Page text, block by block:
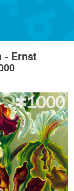
- Ernst